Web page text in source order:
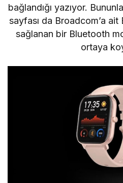
bağlandığı yazıyor.
sayfası da Broadcom’a
sağlanan bir Bluetooth
ortaya